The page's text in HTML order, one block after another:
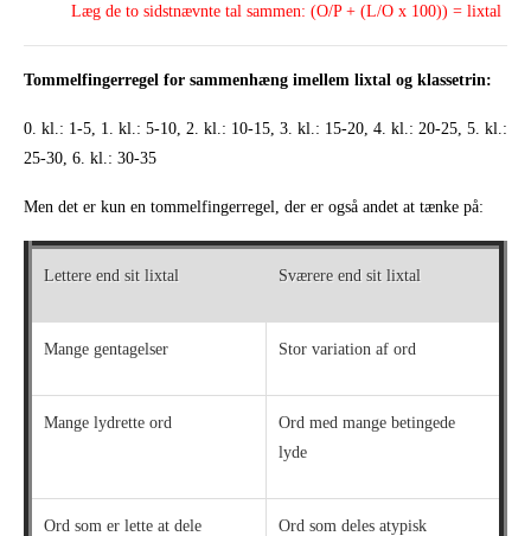
Læg de to sidstnævnte tal sammen: (O/P + (L/O x 100)) = lixtal
Tommelfingerregel for sammenhæng imellem lixtal og klassetrin:
0. kl.: 1-5, 1. kl.: 5-10, 2. kl.: 10-15, 3. kl.: 15-20, 4. kl.: 20-25, 5. kl.:
25-30, 6. kl.: 30-35
Men det er kun en tommelfingerregel, der er også andet at tænke på:
Lettere end sit lixtal Sværere end sit lixtal
Mange gentagelser Stor variation af ord
Mange lydrette ord
Ord med mange betingede
lyde
Ord som er lette at dele Ord som deles atypisk